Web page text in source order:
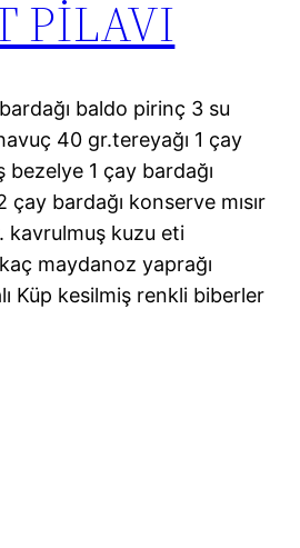
PİLAVI
baldo pirinç 3 su
40 gr.tereyağı 1 çay
bezelye 1 çay bardağı
çay bardağı konserve mısır
kavrulmuş kuzu eti
maydanoz yaprağı
Küp kesilmiş renkli biberler